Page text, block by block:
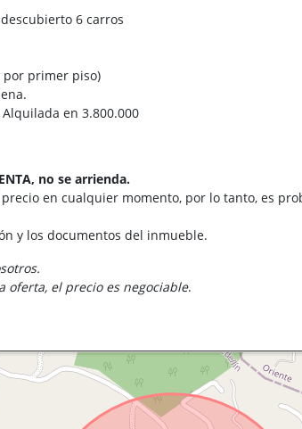
6 carros
por primer piso)
en 3.800.000
no se arrienda.
en cualquier momento, por lo tanto, es
y los documentos del inmueble.
oferta, el precio es negociable.